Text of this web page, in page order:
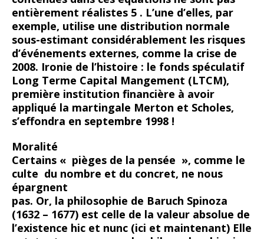
entièrement réalistes 5 . L’une d’elles, par
exemple, utilise une distribution normale
sous-estimant considérablement les risques
d’événements externes, comme la crise de
2008. Ironie de l’histoire : le fonds spéculatif
Long Terme Capital Mangement (LTCM),
première institution financière à avoir
appliqué la martingale Merton et Scholes,
s’effondra en septembre 1998 !
Moralité
Certains « pièges de la pensée », comme le
culte du nombre et du concret, ne nous
épargnent
pas. Or, la philosophie de Baruch Spinoza
(1632 – 1677) est celle de la valeur absolue de
l’existence hic et nunc (ici et maintenant) Elle